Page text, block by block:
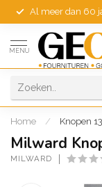
Al meer dan 60
MENU
Home / Knopen
Milward
MILWARD